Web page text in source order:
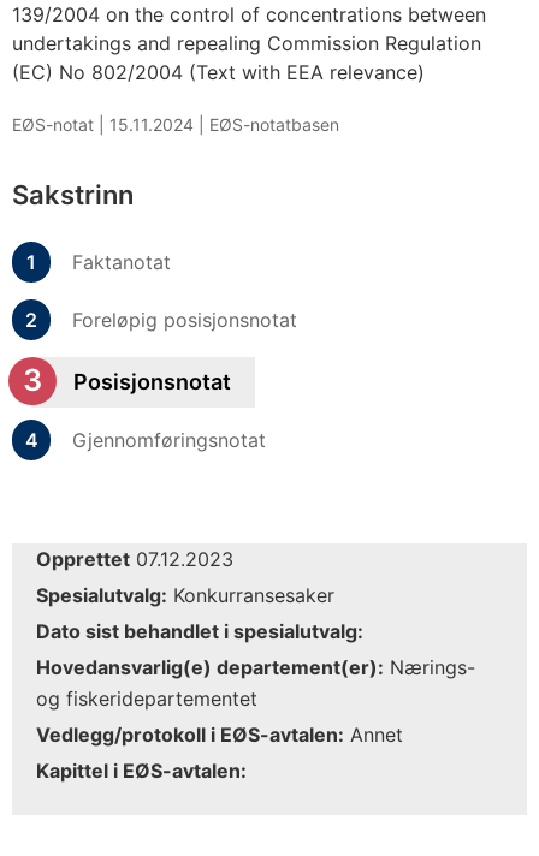
139/2004 on the control of concentrations between
undertakings and repealing Commission Regulation
(EC) No 802/2004 (Text with EEA relevance)
EØS-notat | 15.11.2024 EØS-notatbasen
Sakstrinn
Faktanotat
Foreløpig posisjonsnotat
Posisjonsnotat
Gjennomføringsnotat
Opprettet 07.12.2023
Spesialutvalg: Konkurransesaker
Dato sist behandlet i spesialutvalg:
Hovedansvarlig(e) departement(er): Nærings-
og fiskeridepartementet
Vedlegg/protokoll i EØS-avtalen: Annet
Kapittel i EØS-avtalen: